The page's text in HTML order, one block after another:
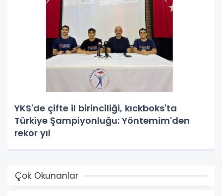
YKS'de çifte il birinciliği, kıckboks'ta
Türkiye Şampiyonluğu: Yöntemim'den
rekor yıl
Çok Okunanlar